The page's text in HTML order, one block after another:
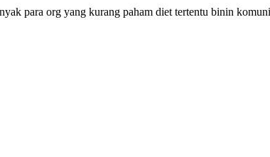
para org yang kurang paham diet tertentu binin